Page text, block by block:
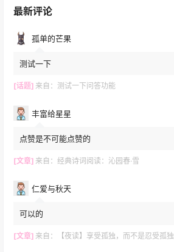
最新评论
孤单的芒果
测试一下
[话题] 来自： 测试一下问答功能
丰富给星星
点赞是不可能点赞的
[文章] 来自： 经典诗词阅读：沁园春·雪
仁爱与秋天
可以的
[文章] 来自： 【夜读】享受孤独，而不是忍受孤独